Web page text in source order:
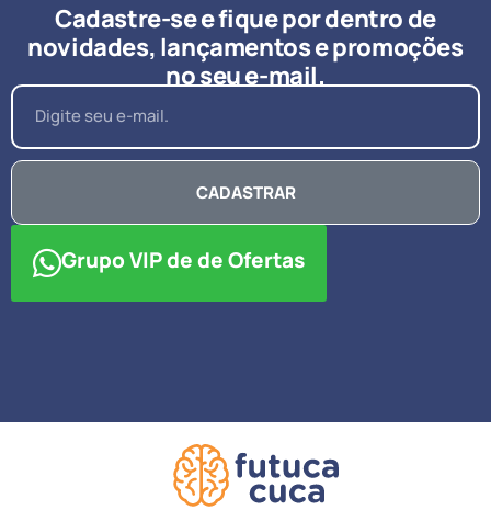
Cadastre-se e fique por dentro de
novidades, lançamentos e promoções
no seu e-mail.
CADASTRAR
Grupo VIP de de Ofertas